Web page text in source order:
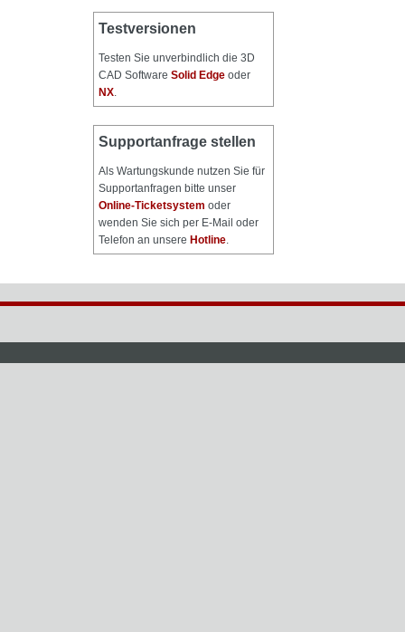
Testversionen
Testen Sie unverbindlich die 3D
CAD SoftwareSolid Edge oder
NX.
Supportanfrage stellen
Als Wartungskunde nutzen Sie für
Supportanfragen bitte unser
Online-Ticketsystem oder
wenden Sie sich per E-Mail oder
Telefon an unsereHotline.